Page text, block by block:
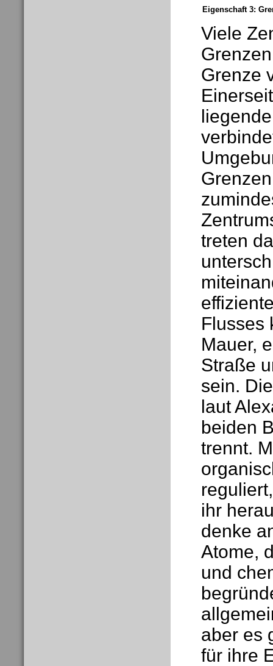
Eigenschaft 3:
Viele
Grenze
treten
Flusses
Mauer,
Straße
sein.
laut
beiden
trennt.
ihr
denke
Atome,
und
aber es
für ihre